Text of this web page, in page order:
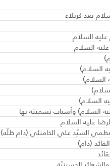
بعد كربلاء
عليه السلام
السلام
السلام)
السلام)
السلام)
السلام) وأسباب تسميته بها
عليه السلام
السيّد علي الخامنئي (دام ظلّه)
(دام)